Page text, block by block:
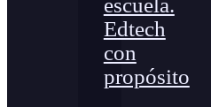
escuela.
Edtech
con
propósito